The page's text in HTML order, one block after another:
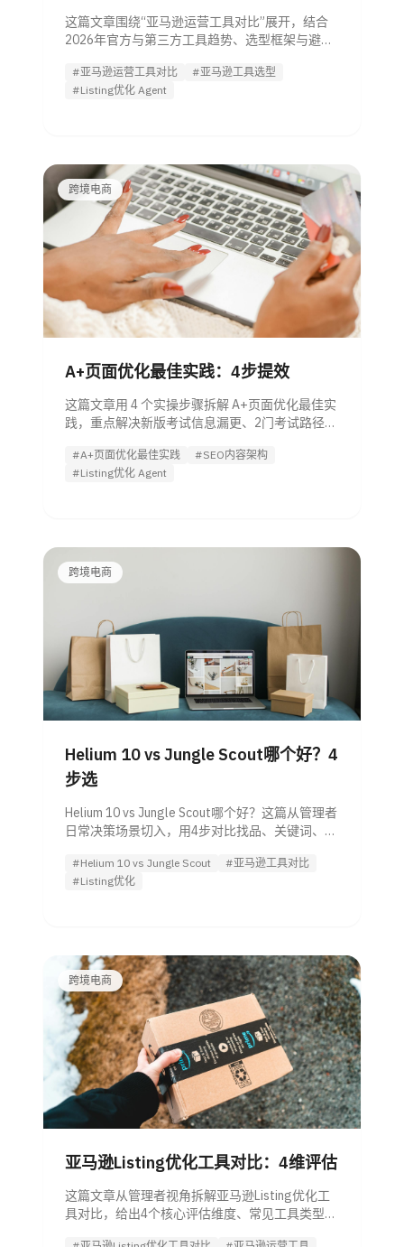
这篇文章围绕“亚马逊运营工具对比”展开，结合
2026年官方与第三方工具趋势、选型框架与避坑
断，并引导试用Listing优化 Agent。
#亚马逊运营工具对比
#亚马逊工具选型
#Listing优化 Agent
跨境电商
A+页面优化最佳实践：4步提效
这篇文章用 4 个实操步骤拆解 A+页面优化最佳实
践，重点解决新版考试信息漏更、2门考试路径不
合一线运营直接照着改。
#A+页面优化最佳实践
#SEO内容架构
#Listing优化 Agent
跨境电商
Helium 10 vs Jungle Scout哪个好？4
步选
Helium 10 vs Jungle Scout哪个好？这篇从管理者
日常决策场景切入，用4步对比找品、关键词、团
优化 Agent 提升转化。
#Helium 10 vs Jungle Scout
#亚马逊工具对比
#Listing优化
跨境电商
亚马逊Listing优化工具对比：4维评估
这篇文章从管理者视角拆解亚马逊Listing优化工
具对比，给出4个核心评估维度、常见工具类型差